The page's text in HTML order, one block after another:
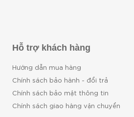
Hỗ trợ khách hàng
Hướng dẫn mua hàng
Chính sách bảo hành - đổi trả
Chính sách bảo mật thông tin
Chính sách giao hàng vận chuyển